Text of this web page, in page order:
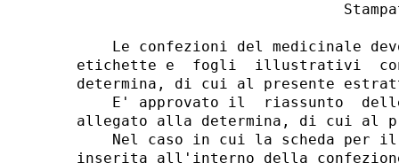
Le confezioni del medicinale
etichette e  fogli  illustrativi
determina, di cui al presente
E' approvato il  riassunto
allegato alla determina, di cui al
Nel caso in cui la scheda per
inserita all'interno della